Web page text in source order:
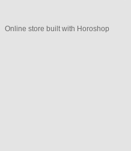
Online store built with Horoshop